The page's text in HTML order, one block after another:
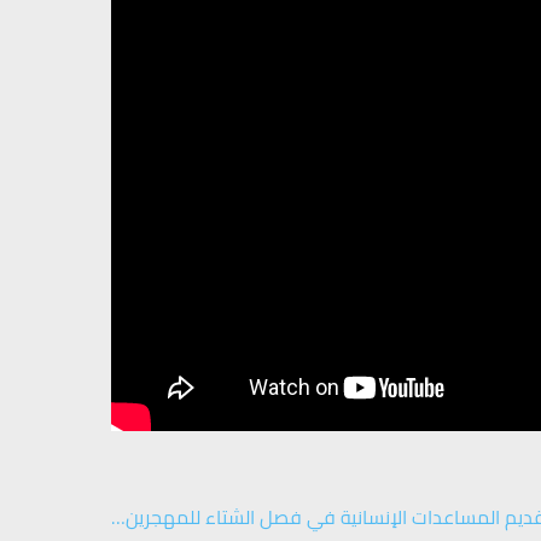
المساعدات الإنسانية في فصل الشتاء للمهجرين…